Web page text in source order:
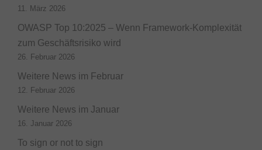
11. März 2026
OWASP Top 10:2025 – Wenn Framework-Komplexität
zum Geschäftsrisiko wird
26. Februar 2026
Weitere News im Februar
12. Februar 2026
Weitere News im Januar
16. Januar 2026
To sign or not to sign